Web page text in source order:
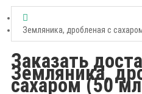
Земляника, дробленая с
Заказать
Земляника,
сахаром (50